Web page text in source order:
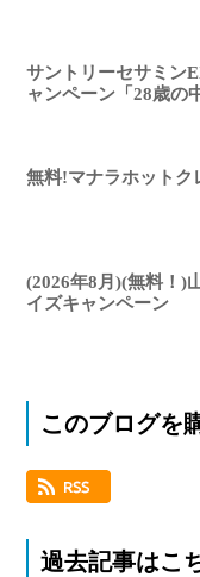
サントリーセサミン
ャンペーン「28歳の
無料!マナラホットク
(2026年8月)(無料！)
イズキャンペーン
このブログを
過去記事はこ